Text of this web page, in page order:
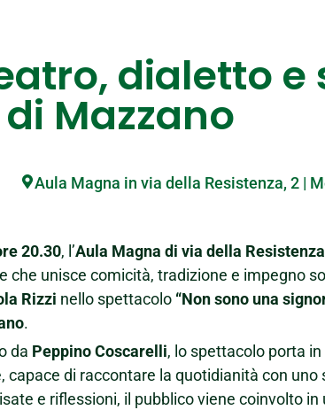
dialetto
Mazzano
Aula Magna in via della Resistenza, 2 |
20.30, l’Aula Magna di via della
che unisce comicità, tradizione e impegno
Rizzi nello spettacolo “Non sono una
.
da Peppino Coscarelli, lo spettacolo porta
di raccontare la quotidianità con
e riflessioni, il pubblico viene coinvolto in